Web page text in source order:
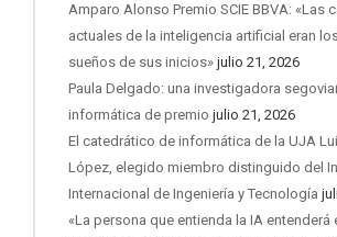
Amparo Alonso Premio SCIE BBVA: «Las
actuales de la inteligencia artificial eran
sueños de sus inicios» julio 21, 2026
Paula Delgado: una investigadora
informática de premio julio 21, 2026
El catedrático de informática de la UJA
López, elegido miembro distinguido del
Internacional de Ingeniería y Tecnología
«La persona que entienda la IA entenderá